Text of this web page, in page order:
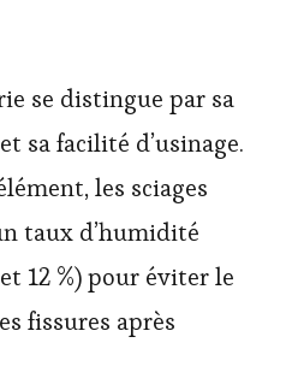
se distingue par sa
sa facilité d’usinage.
les sciages
taux d’humidité
12 %) pour éviter le
fissures après